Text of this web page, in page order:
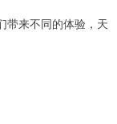
带来不同的体验，天